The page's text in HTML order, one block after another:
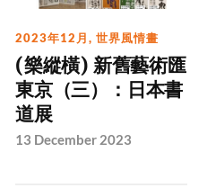
2023年12月,世界風情畫
(樂縱橫) 新舊藝術匯
東京（三）：日本書
道展
13 December 2023